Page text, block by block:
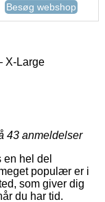
Besøg webshop
X-Large
43 anmeldelser
hel del
populær er i
som giver dig
du har tid.